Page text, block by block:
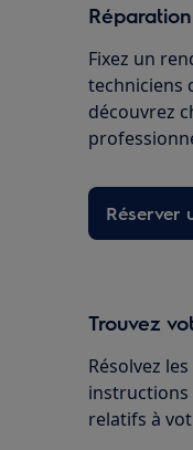
Fixez un
techniciens
découvrez
Réserver
Trouvez
Résolvez
instructions
relatifs à